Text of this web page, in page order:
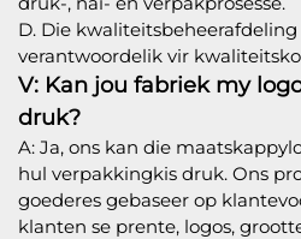
D. Die kwaliteitsbeheerafdeling
verantwoordelik vir
V: Kan jou fabriek my
druk?
A: Ja, ons kan die
hul verpakkingkis druk. Ons
goederes gebaseer op
klanten se prente, logos,